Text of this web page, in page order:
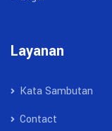
Layanan
Kata Sambutan
Contact